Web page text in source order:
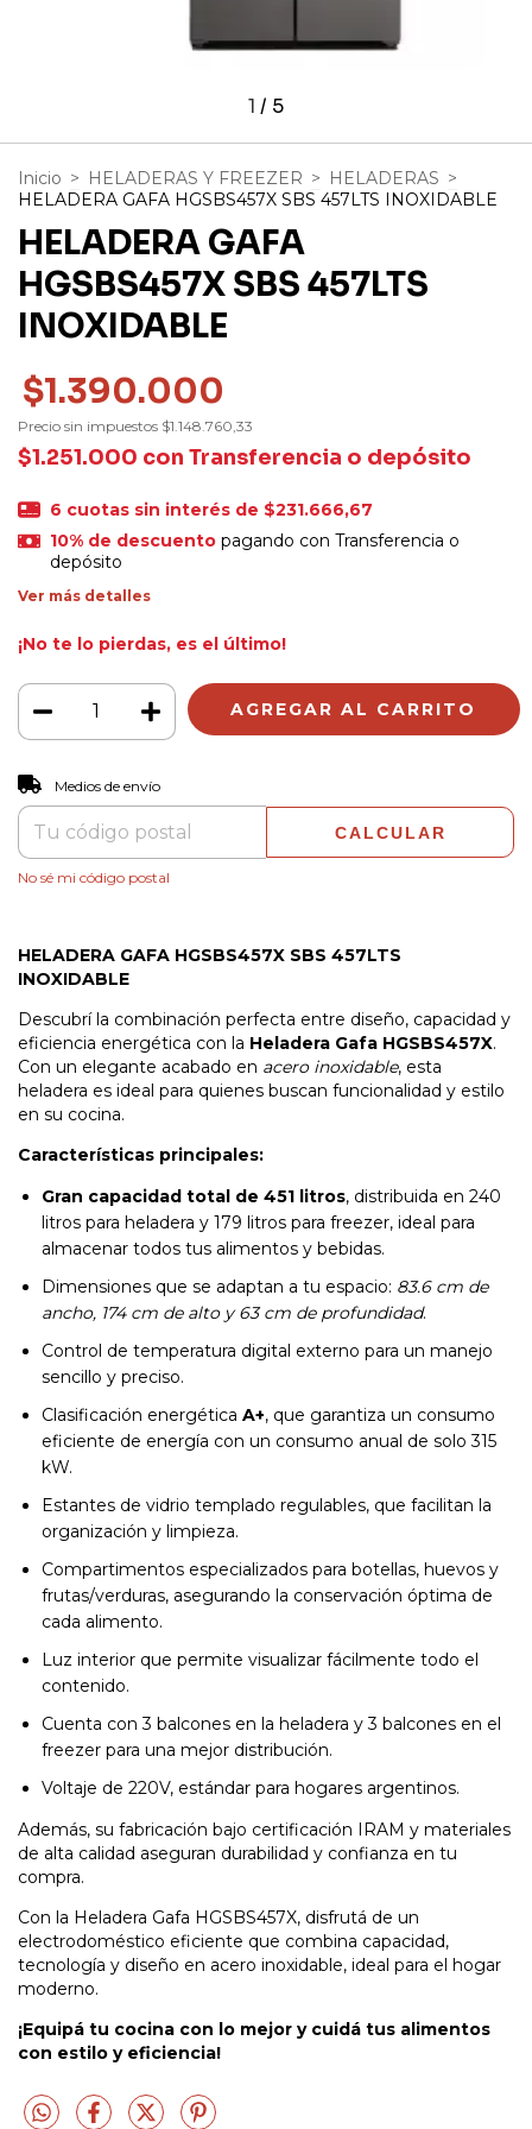
1 / 5
Inicio > HELADERAS Y FREEZER > HELADERAS >
HELADERA GAFA HGSBS457X SBS 457LTS INOXIDABLE
HELADERA GAFA
HGSBS457X SBS 457LTS
INOXIDABLE
$1.390.000
Precio sin impuestos $1.148.760,33
$1.251.000 con Transferencia o depósito
6 cuotas sin interés de $231.666,67
10% de descuentopagando con Transferencia o
depósito
Ver más detalles
¡No te lo pierdas, es el último!
Entregas para el CP:
Medios de envío
CALCULAR
No sé mi código postal
HELADERA GAFA HGSBS457X SBS 457LTS
INOXIDABLE
Descubrí la combinación perfecta entre diseño, capacidad y
eficiencia energética con la Heladera Gafa HGSBS457X.
Con un elegante acabado en acero inoxidable, esta
heladera es ideal para quienes buscan funcionalidad y estilo
en su cocina.
Características principales:
Gran capacidad total de 451 litros, distribuida en 240
litros para heladera y 179 litros para freezer, ideal para
almacenar todos tus alimentos y bebidas.
Dimensiones que se adaptan a tu espacio: 83.6 cm de
ancho, 174 cm de alto y 63 cm de profundidad.
Control de temperatura digital externo para un manejo
sencillo y preciso.
Clasificación energética A+, que garantiza un consumo
eficiente de energía con un consumo anual de solo 315
kW.
Estantes de vidrio templado regulables, que facilitan la
organización y limpieza.
Compartimentos especializados para botellas, huevos y
frutas/verduras, asegurando la conservación óptima de
cada alimento.
Luz interior que permite visualizar fácilmente todo el
contenido.
Cuenta con 3 balcones en la heladera y 3 balcones en el
freezer para una mejor distribución.
Voltaje de 220V, estándar para hogares argentinos.
Además, su fabricación bajo certificación IRAM y materiales
de alta calidad aseguran durabilidad y confianza en tu
compra.
Con la Heladera Gafa HGSBS457X, disfrutá de un
electrodoméstico eficiente que combina capacidad,
tecnología y diseño en acero inoxidable, ideal para el hogar
moderno.
¡Equipá tu cocina con lo mejor y cuidá tus alimentos
con estilo y eficiencia!